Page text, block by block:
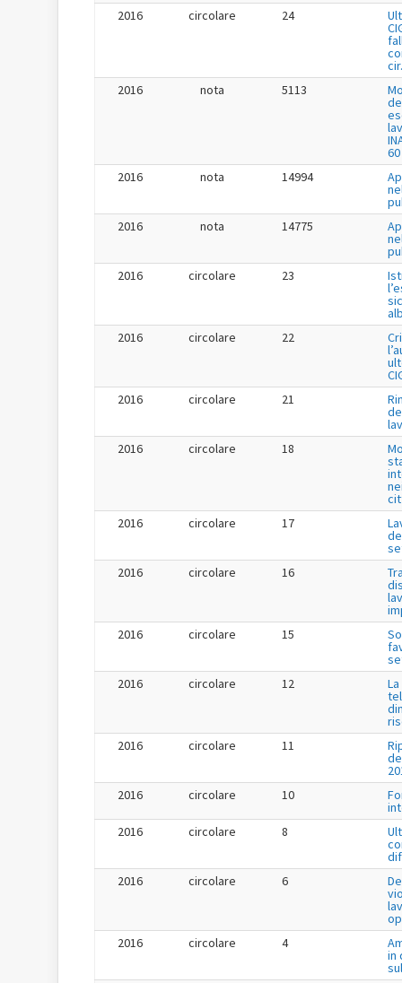
2016
circolare 24
2016
nota 5113
2016
nota 14994
2016
nota 14775
2016
circolare 23
2016
circolare 22
2016
circolare 21
2016
circolare 18
2016
circolare 17
2016
circolare 16
2016
circolare 15
2016
circolare 12
2016
circolare 11
2016
circolare 10
2016
circolare 8
2016
circolare 6
2016
circolare 4
in